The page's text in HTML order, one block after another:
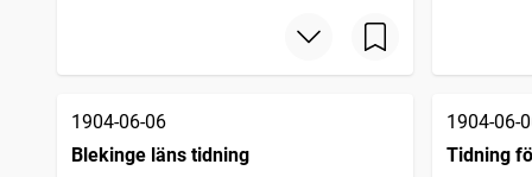
träffar
1904-06-06
Blekinge läns tidning
1904-06-
Tidning